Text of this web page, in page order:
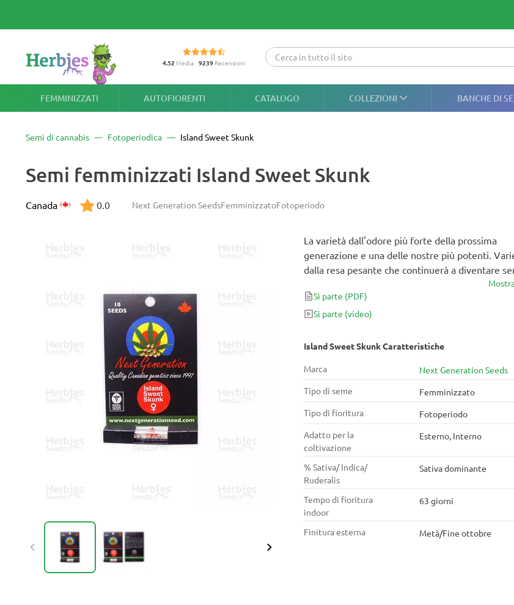
4.52 Media 9239 Recensioni
FEMMINIZZATI AUTOFIORENTI CATALOGO COLLEZIONI BANCHE DI
Semi di cannabis Fotoperiodica Island Sweet Skunk
Semi femminizzati Island Sweet Skunk
Next Generation SeedsFemminizzatoFotoperiodo
Canada 0.0
Island Sweet Skunk Caratteristiche
Marca
Next Generation Seeds
Tipo di seme
Femminizzato
Tipo di fioritura
Fotoperiodo
Adatto per la
coltivazione
Esterno, Interno
% Sativa/ Indica/
Ruderalis
Sativa dominante
Tempo di fioritura
indoor
63 giorni
Finitura esterna Metà/Fine ottobre
La varietà dall'odore più forte della prossima
generazione e una delle nostre più potenti.
dalla resa pesante che continuerà a diventare
più grande con cime simili a lance con peli
Si parte (PDF)
Si parte (video)